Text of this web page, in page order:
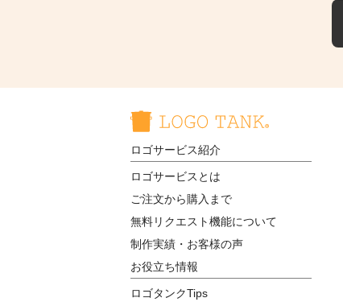
ロゴサービス紹介
ロゴサービスとは
ご注文から購入まで
無料リクエスト機能について
制作実績・お客様の声
お役立ち情報
ロゴタンクTips